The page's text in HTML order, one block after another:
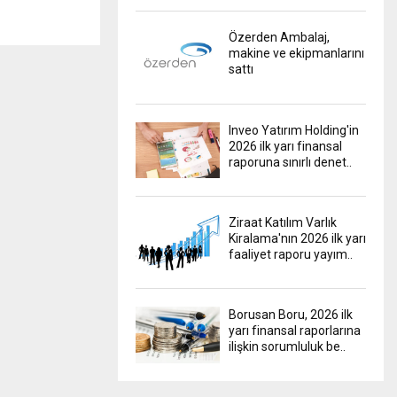
Özerden Ambalaj,
makine ve ekipmanlarını
sattı
Inveo Yatırım Holding'in
2026 ilk yarı finansal
raporuna sınırlı denet..
Ziraat Katılım Varlık
Kiralama'nın 2026 ilk yarı
faaliyet raporu yayım..
Borusan Boru, 2026 ilk
yarı finansal raporlarına
ilişkin sorumluluk be..